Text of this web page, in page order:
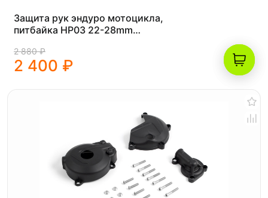
Защита рук эндуро мотоцикла,
питбайка HP03 22-28mm
2 880 ₽
2 400 ₽